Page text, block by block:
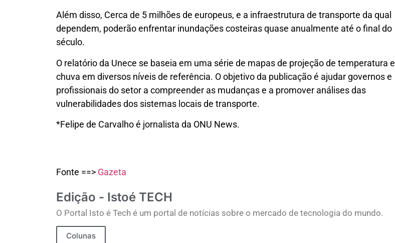
Além disso, Cerca de 5 milhões de europeus, e a infraestrutura de transporte da qual
dependem, poderão enfrentar inundações costeiras quase anualmente até o final do
século.
O relatório da Unece se baseia em uma série de mapas de projeção de temperatura e
chuva em diversos níveis de referência. O objetivo da publicação é ajudar governos e
profissionais do setor a compreender as mudanças e a promover análises das
vulnerabilidades dos sistemas locais de transporte.
*Felipe de Carvalho é jornalista da ONU News.
Fonte ==> Gazeta
Edição - Istoé TECH
O Portal Isto é Tech é um portal de notícias sobre o mercado de tecnologia do mundo.
Colunas